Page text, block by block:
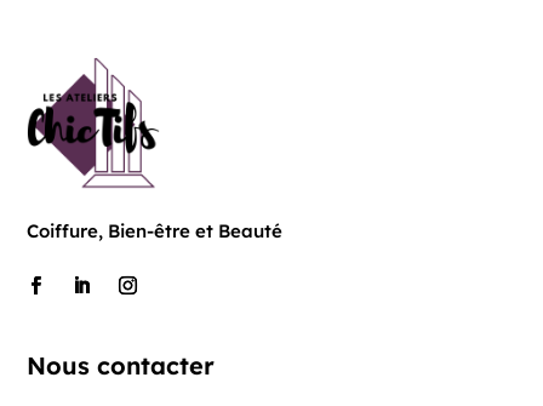
Coiffure, Bien-être et Beauté
Nous contacter